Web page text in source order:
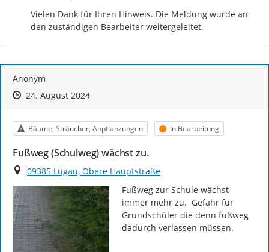
Vielen Dank für Ihren Hinweis. Die Meldung wurde an
den zuständigen Bearbeiter weitergeleitet.
Anonym
Zeitpunkt des Erstellens
Zeitpunkt des Erstellens
24. August 2024Zur Äußerung
Kategorie
Bäume, Sträucher, Anpflanzungen Status
In Bearbeitung
Fußweg (Schulweg) wächst zu.
Ort
09385 Lugau, Obere Hauptstraße
Fußweg zur Schule wächst
immer mehr zu.  Gefahr für
Grundschüler die denn fußweg
dadurch verlassen müssen.